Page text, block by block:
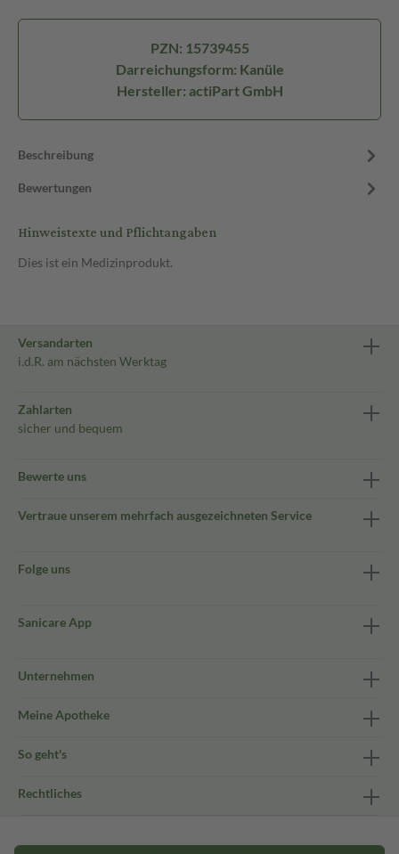
PZN: 15739455
Darreichungsform: Kanüle
Hersteller: actiPart GmbH
Beschreibung
Bewertungen
Hinweistexte und Pflichtangaben
Dies ist ein Medizinprodukt.
Versandarten
i.d.R. am nächsten Werktag
Zahlarten
sicher und bequem
Bewerte uns
Vertraue unserem mehrfach ausgezeichneten Service
Folge uns
Sanicare App
Unternehmen
Meine Apotheke
So geht's
Rechtliches